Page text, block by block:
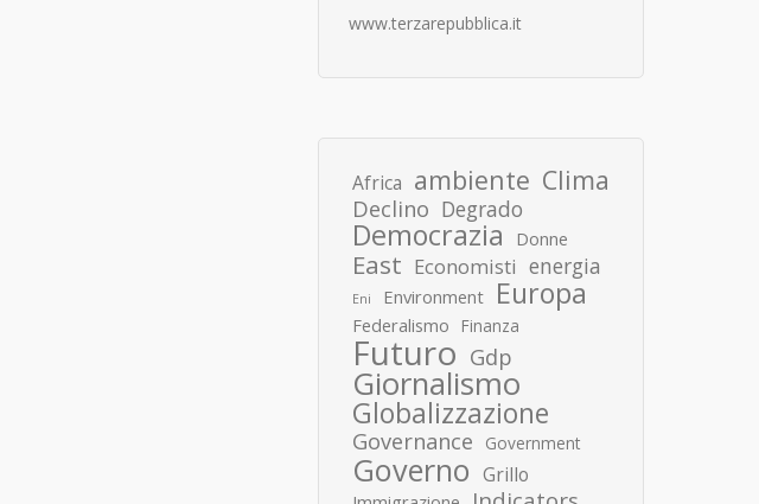
www.terzarepubblica.it
Africa ambiente Clima
Declino Degrado
Democrazia Donne
East Economisti energia
Eni Environment Europa
Federalismo Finanza
Futuro Gdp
Giornalismo
Globalizzazione
Governance Government
Governo Grillo